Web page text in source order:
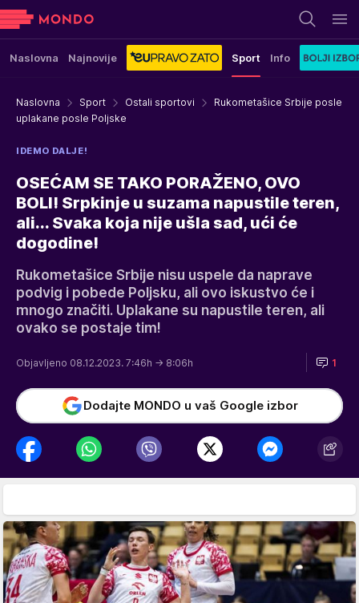
Naslovna Najnovije Sport Info
Naslovna Sport Ostali sportovi
Rukometašice Srbije posle
uplakane posle Poljske
IDEMO DALJE!
OSEĆAM SE TAKO PORAŽENO, OVO
BOLI! Srpkinje u suzama napustile teren,
ali... Svaka koja nije ušla sad, ući će
dogodine!
Rukometašice Srbije nisu uspele da naprave
podvig i pobede Poljsku, ali ovo iskustvo će i
mnogo značiti. Uplakane su napustile teren, ali
ovako se postaje tim!
Objavljeno 08.12.2023. 7:46h → 8:06h 1
Dodajte MONDO u vaš Google izbor